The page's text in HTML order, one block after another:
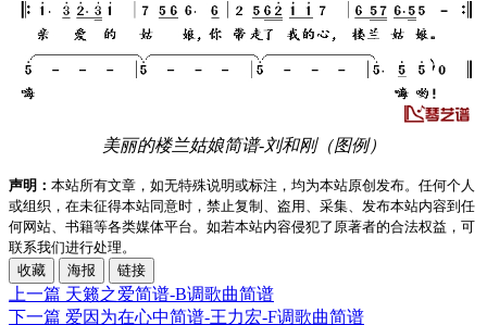
美丽的楼兰姑娘简谱-刘和刚（图例）
声明： 本站所有文章，如无特殊说明或标注，均为本站原创发布。任何个人
或组织，在未征得本站同意时，禁止复制、盗用、采集、发布本站内容到任
何网站、书籍等各类媒体平台。如若本站内容侵犯了原著者的合法权益，可
联系我们进行处理。
收藏
海报 链接
上一篇 天籁之爱简谱-B调歌曲简谱
下一篇 爱因为在心中简谱-王力宏-F调歌曲简谱